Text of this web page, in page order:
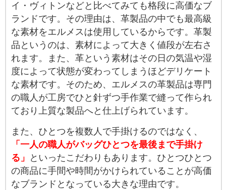
イ・ヴィトンなどと比べてみても格段に高価なブ
ランドです。その理由は、革製品の中でも最高級
な素材をエルメスは使用しているからです。革製
品というのは、素材によって大きく値段が左右さ
れます。また、革という素材はその日の気温や湿
度によって状態が変わってしまうほどデリケート
な素材です。そのため、エルメスの革製品は専門
の職人が工房でひと針ずつ手作業で縫って作られ
ており上質な製品へと仕上げられています。
また、ひとつを複数人で手掛けるのではなく、
「一人の職人がバッグひとつを最後まで手掛け
る」
といったこだわりもあります。ひとつひとつ
の商品に手間や時間がかけられていることが高価
なブランドとなっている大きな理由です。